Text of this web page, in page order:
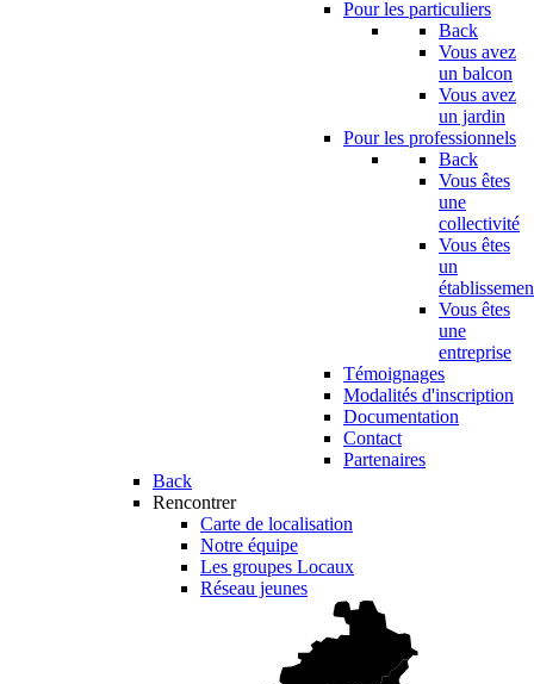
Pour les particuliers
Back
Vous avez
un balcon
Vous avez
un jardin
Pour les professionnels
Back
Vous êtes
une
collectivité
Vous êtes
un
Vous êtes
une
entreprise
Témoignages
Modalités d'inscription
Documentation
Contact
Partenaires
Back
Rencontrer
Carte de localisation
Notre équipe
Les groupes Locaux
Réseau jeunes